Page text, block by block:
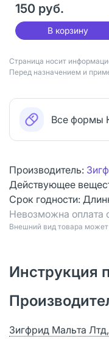
50 шт
150 руб.
В корзину
Страница носит
Перед назначением и
Все формы
Производитель:
Действующее
Срок годности:
Невозможна оплата
Bнешний вид товара
Инструкция
Зигфрид Мальта